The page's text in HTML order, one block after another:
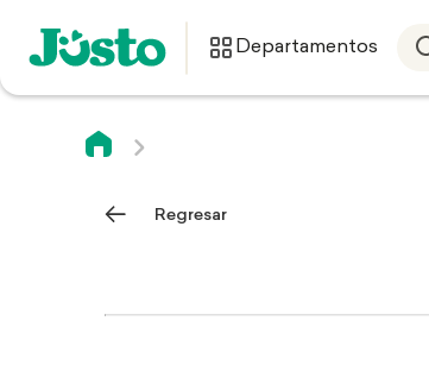
Departamentos
Regresar